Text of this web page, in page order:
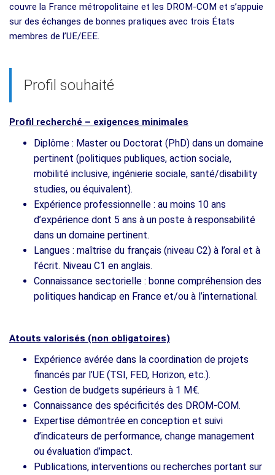
couvre la France métropolitaine et les DROM‑COM et s’appuie
sur des échanges de bonnes pratiques avec trois États
membres de l’UE/EEE.
Profil souhaité
Profil recherché – exigences minimales
Diplôme : Master ou Doctorat (PhD) dans un domaine
pertinent (politiques publiques, action sociale,
mobilité inclusive, ingénierie sociale, santé/disability
studies, ou équivalent).
Expérience professionnelle : au moins 10 ans
d’expérience dont 5 ans à un poste à responsabilité
dans un domaine pertinent.
Langues : maîtrise du français (niveau C2) à l’oral et à
l’écrit. Niveau C1 en anglais.
Connaissance sectorielle : bonne compréhension des
politiques handicap en France et/ou à l’international.
Atouts valorisés (non obligatoires)
Expérience avérée dans la coordination de projets
financés par l’UE (TSI, FED, Horizon, etc.).
Gestion de budgets supérieurs à 1 M€.
Connaissance des spécificités des DROM‑COM.
Expertise démontrée en conception et suivi
d’indicateurs de performance, change management
ou évaluation d’impact.
Publications, interventions ou recherches portant sur